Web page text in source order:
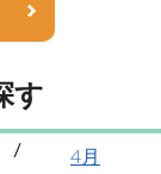
す
4月